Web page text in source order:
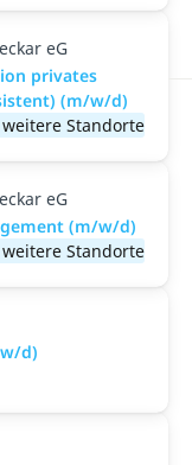
eG
privates
(m/w/d)
weitere Standorte
eG
(m/w/d)
weitere Standorte
d)